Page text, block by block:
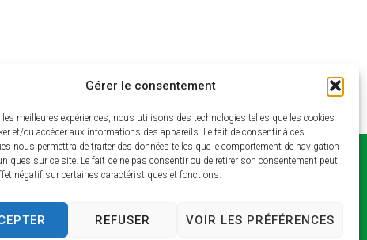
Gérer le consentement
les meilleures expériences, nous utilisons des technologies telles que les cookies
et/ou accéder aux informations des appareils. Le fait de consentir à ces
nous permettra de traiter des données telles que le comportement de navigation
sur ce site. Le fait de ne pas consentir ou de retirer son consentement peut
négatif sur certaines caractéristiques et fonctions.
REFUSER VOIR LES PRÉFÉRENCES
Horaires
Lundi et jeudi : 9h –